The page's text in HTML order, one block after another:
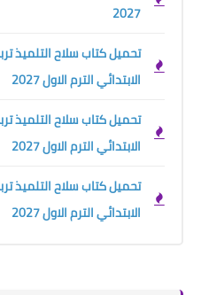
2027
تحميل كتاب سلاح التلميذ
الابتدائي الترم الاول 2027
تحميل كتاب سلاح التلميذ
الابتدائي الترم الاول 2027
تحميل كتاب سلاح التلميذ
الابتدائي الترم الاول 2027